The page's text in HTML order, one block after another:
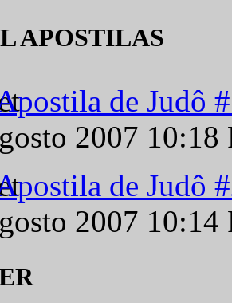
APOSTILAS
de Judô
2007
de Judô
2007